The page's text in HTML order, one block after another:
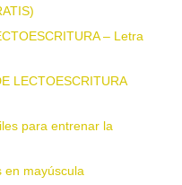
– Letra
LECTOESCRITURA
para entrenar la
en mayúscula